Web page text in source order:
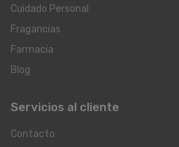
Cuidado Personal
Fragancias
Farmacia
Blog
Servicios al cliente
Contacto